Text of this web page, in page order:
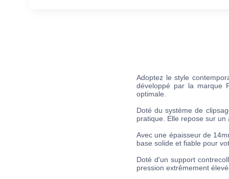
Adoptez le style
développé par la marque
optimale.
Doté du système de
pratique. Elle repose sur
Avec une épaisseur de
base solide et fiable pour
Doté d'un support
pression extrêmement